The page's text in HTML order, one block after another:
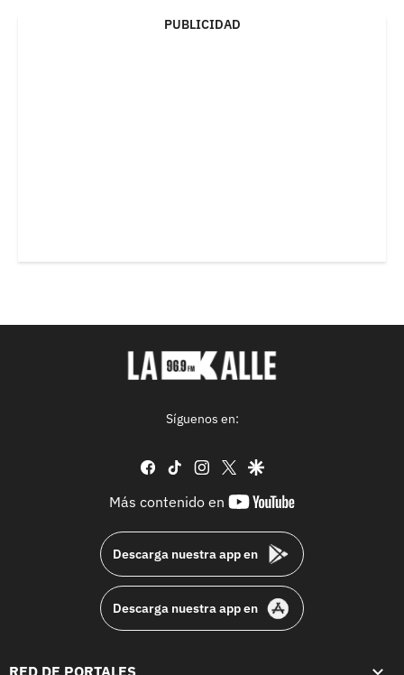
PUBLICIDAD
Síguenos en:
facebook
tiktok instagram
twittergoogle
Más contenido en
youtube-
Descarga nuestra app en
Descarga nuestra app en